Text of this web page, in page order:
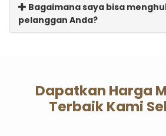
Bagaimana saya bisa
pelanggan Anda?
Dapatkan Harga
Terbaik Kami